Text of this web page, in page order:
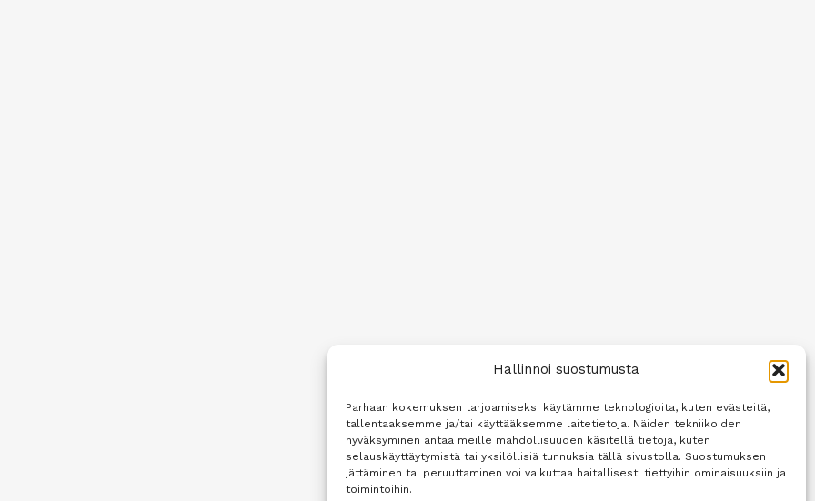
Hallinnoi suostumusta
Parhaan kokemuksen tarjoamiseksi käytämme teknologioita, kuten evästeitä,
tallentaaksemme ja/tai käyttääksemme laitetietoja. Näiden tekniikoiden
hyväksyminen antaa meille mahdollisuuden käsitellä tietoja, kuten
selauskäyttäytymistä tai yksilöllisiä tunnuksia tällä sivustolla. Suostumuksen
jättäminen tai peruuttaminen voi vaikuttaa haitallisesti tiettyihin ominaisuuksiin ja
toimintoihin.